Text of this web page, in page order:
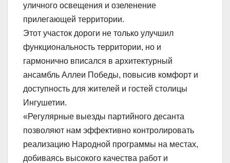
уличного освещения и озеленение
прилегающей территории.
Этот участок дороги не только улучшил
функциональность территории, но и
гармонично вписался в архитектурный
ансамбль Аллеи Победы, повысив комфорт и
доступность для жителей и гостей столицы
Ингушетии.
«Регулярные выезды партийного десанта
позволяют нам эффективно контролировать
реализацию Народной программы на местах,
добиваясь высокого качества работ и